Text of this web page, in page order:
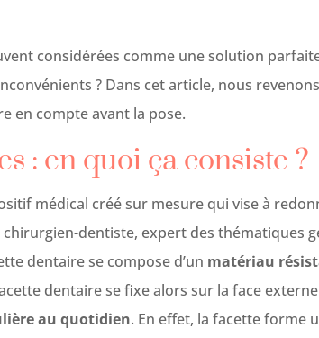
considérées comme une solution
? Dans cet article, nous
en compte avant la pose.
: en quoi ça consiste ?
médical créé sur mesure qui vise à
chirurgien-dentiste, expert des thématiques
dentaire se compose d’un matériau
dentaire se fixe alors sur la face
au quotidien. En effet, la facette forme